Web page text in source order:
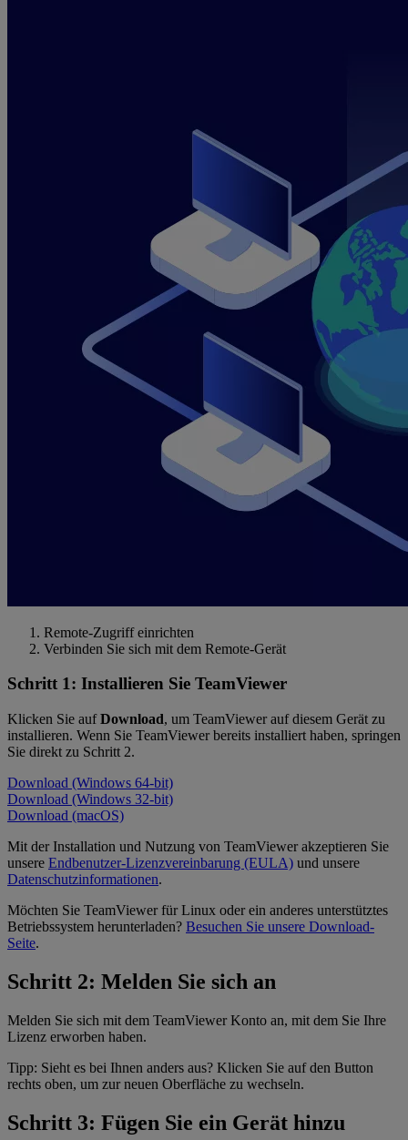
Remote-Zugriff einrichten
Verbinden Sie sich mit dem Remote-Gerät
Schritt 1: Installieren Sie TeamViewer
Klicken Sie aufDownload, um TeamViewer auf diesem Gerät zu
installieren. Wenn Sie TeamViewer bereits installiert haben, springen
Sie direkt zu Schritt 2.
Download (Windows 64-bit)
Download (Windows 32-bit)
Download (macOS)
Mit der Installation und Nutzung von TeamViewer akzeptieren Sie
unsere Endbenutzer-Lizenzvereinbarung (EULA) und unsere
Datenschutzinformationen.
Möchten Sie TeamViewer für Linux oder ein anderes unterstütztes
Betriebssystem herunterladen? Besuchen Sie unsere Download-
Seite.
Schritt 2: Melden Sie sich an
Melden Sie sich mit dem TeamViewer Konto an, mit dem Sie Ihre
Lizenz erworben haben.
Tipp: Sieht es bei Ihnen anders aus? Klicken Sie auf den Button
rechts oben, um zur neuen Oberfläche zu wechseln.
Schritt 3: Fügen Sie ein Gerät hinzu